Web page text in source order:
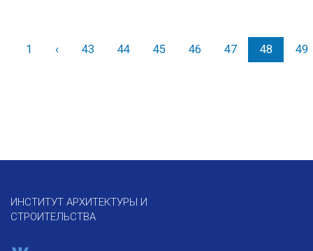
1 ‹Назад
43 44 45 46 47 48 49
ИНСТИТУТ АРХИТЕКТУРЫ И
СТРОИТЕЛЬСТВА